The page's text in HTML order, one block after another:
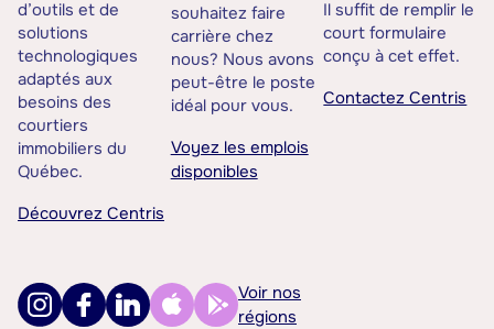
d’outils et de
solutions
technologiques
adaptés aux
besoins des
courtiers
immobiliers du
Québec.
Découvrez Centris
souhaitez faire
carrière chez
nous? Nous avons
peut-être le poste
idéal pour vous.
Voyez les emplois
disponibles
Il suffit de remplir le
court formulaire
conçu à cet effet.
Contactez Centris
Voir nos
régions